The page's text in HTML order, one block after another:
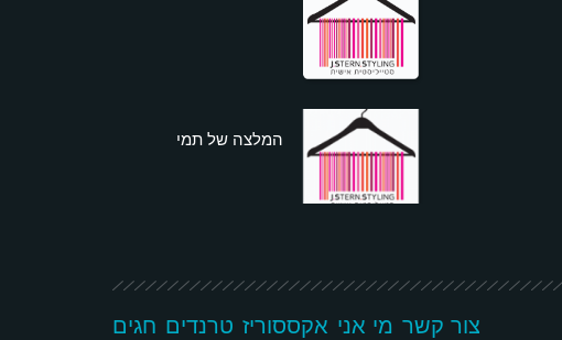
המלצה של תמי
צור קשר מי אני אקססוריז טרנדים חגים